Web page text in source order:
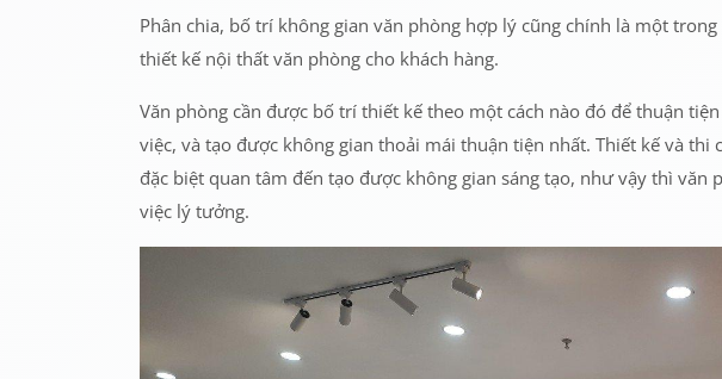
Phân chia, bố trí không gian văn phòng hợp lý cũng chính là một
thiết kế nội thất văn phòng cho khách hàng.
Văn phòng cần được bố trí thiết kế theo một cách nào đó để thuận
việc, và tạo được không gian thoải mái thuận tiện nhất. Thiết kế và thi
đặc biệt quan tâm đến tạo được không gian sáng tạo, như vậy thì văn
việc lý tưởng.